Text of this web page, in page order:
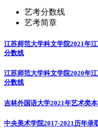
艺考分数线
艺考简章
江苏师范大学科文学院2021年
分数线
江苏师范大学科文学院2020年
分数线
吉林外国语大学2021年艺术类
中央美术学院2017-2021历年录